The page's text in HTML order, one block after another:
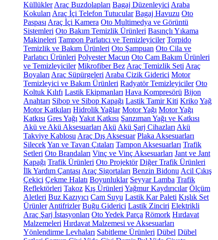
Küllükler Araç Buzdolapları Bagaj Düzenleyici Araba
Kokuları Araç İçi Telefon Tutucular Bagaj Havuzu Oto
Paspası Araç İçi Kamera Oto Multimedya ve Görüntü
Sistemleri Oto Bakım Temizlik Ürünleri Basınçlı Yıkama
Makineleri Tampon Parlatıcı ve Temizleyiciler Torpido
Temizlik ve Bakım Ürünleri Oto Şampuan Oto Cila ve
Parlatıcı Ürünleri Polyester Macun Oto Cam Bakım Ürünleri
ve Temizleyiciler Mikrofiber Bez Araç Temizlik Seti Araç
Boyaları Araç Süpürgeleri Araba Çizik Giderici Motor
Temizleyici ve Bakım Ürünleri Radyatör Temizleyiciler Oto
Koltuk Kılıfı Lastik Ekipmanları Hava Kompresörü Bijon
Anahtarı Sibop ve Sibop Kapağı Lastik Tamir Kiti KrikoYağ
Motor Katkıları Hidrolik Yağlar Motor Yağı Motor Yağı
Katkısı Gres Yağı Yakıt Katkısı Şanzıman Yağı ve Katkısı
Akü ve Akü Aksesuarları Akü Akü Şarj Cihazları Akü
Takviye Kablosu Araç Dış Aksesuar Plaka Aksesuarları
SilecekYan ve Tavan Çıtaları Tampon Aksesuarları Trafik
Setleri Oto Brandaları Vinç ve Vinç Aksesuarları Jant ve Jant
Kapağı Trafik Ürünleri Oto Projektör Diğer Trafik Ürünleri
İlk Yardım Çantası Araç Sigortaları Benzin Bidonu Acil Çıkış
Çekici Çekme Halatı Boyunluklar Seyyar Lamba Trafik
Reflektörleri Takoz Kış Ürünleri Yağmur Kaydırıcılar Ölçüm
Aletleri Buz Kazıyıcı Cam Suyu Lastik Kar Paleti Kışlık Set
Ürünler Antifrizler Buğu Giderici Lastik Zinciri Elektrikli
Araç Şarj İstasyonları Oto Yedek Parça Römork Hırdavat
Malzemeleri Hırdavat Malzemesi ve Aksesuarları
Yönlendirme Levhaları Sabitleme Ürünleri Dübel Dübel